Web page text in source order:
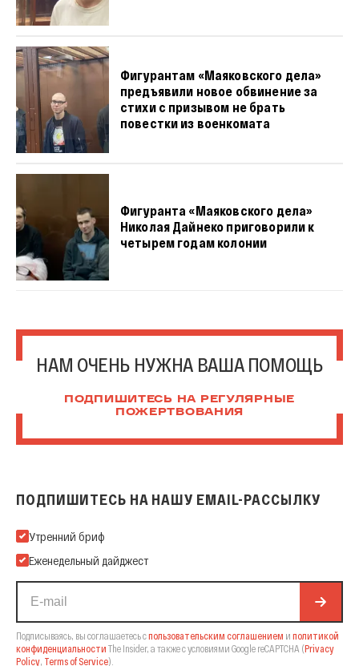
Фигурантам «Маяковского дела»
предъявили новое обвинение за
стихи с призывом не брать
повестки из военкомата
Фигуранта «Маяковского дела»
Николая Дайнеко приговорили к
четырем годам колонии
НАМ ОЧЕНЬ НУЖНА ВАША ПОМОЩЬ
ПОДПИШИТЕСЬ НА РЕГУЛЯРНЫЕ
ПОЖЕРТВОВАНИЯ
ПОДПИШИТЕСЬ НА НАШУ EMAIL-РАССЫЛКУ
Подпишитесь на нашу Email-рассылку
Утренний бриф
Еженедельный дайджест
Подписываясь, вы соглашаетесь спользовательским соглашением и политикой
конфиденциальности The Insider, а также с условиями Google reCAPTCHA (Privacy
Policy, Terms of Service).